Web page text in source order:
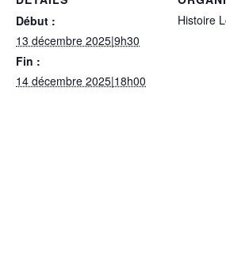
Début :
13 décembre 2025|9h30
Fin :
14 décembre 2025|18h00
Histoire